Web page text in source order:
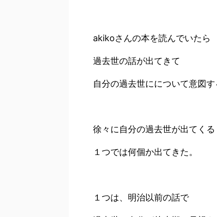
akikoさんの本を読んでいたら
過去世の話が出てきて
自分の過去世にについて意図
徐々に自分の過去世が出てくる
１つでは何個か出てきた。
１つは、明治以前の話で